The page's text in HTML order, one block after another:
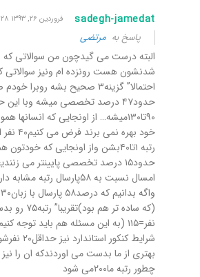
sadegh-jamedat فروردین ۲۶, ۱۳۹۳ ۱۱:۲۸ ب٫ظ
پاسخ به مرتضی
البته درست می گیدچون من سوالاتی
احتمالا” گزینه۳ صحیح بشه
حدود۴۷ درصد تخصصی میشه وبا
۹۰تا۱۳۰میشه… از اونجایی که انسانها
خود بهره
رتبه ۱تا۴۰بشن واز اونجایی که
امسال نسبت به ۵۸پارسال
واگه بدانیم که درصد۵۸ پارسال با زبان۳۰ واستعدادمشابه
شرایط کنکور
بهتری از ما بدست می اوردندکه ان را
چطور رتبه ما۲۰۰می شود